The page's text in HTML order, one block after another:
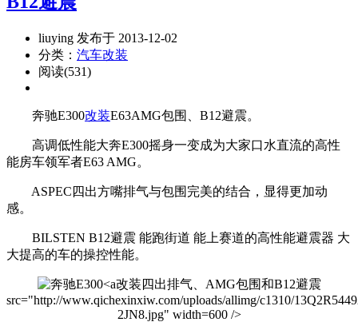
liuying 发布于 2013-12-02
分类： 汽车改装
阅读(531)
奔驰E300改装E63AMG包围、B12避震。
高调低性能大奔E300摇身一变成为大家口水直流的高性
能房车领军者E63 AMG。
ASPEC四出方嘴排气与包围完美的结合，显得更加动
感。
BILSTEN B12避震 能跑街道 能上赛道的高性能避震器 大
大提高的车的操控性能。
改装四出排气、AMG包围和B12避震
src="http://www.qichexinxiw.com/uploads/allimg/c1310/
2JN8.jpg" width=600 />